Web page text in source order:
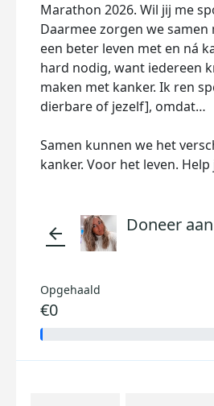
Marathon 2026. Wil jij me
Daarmee zorgen we samen
een beter leven met en ná
hard nodig, want iedereen
maken met kanker. Ik ren
dierbare of jezelf], omdat…
Samen kunnen we het
kanker. Voor het leven. Help
arrow_back Doneer
Opgehaald
€0